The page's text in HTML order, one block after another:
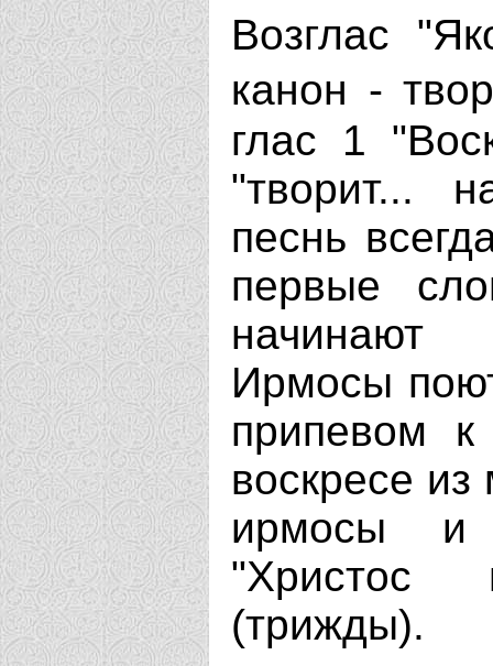
Возглас
канон -
глас 1
"творит...
песнь
первые
начинают
Ирмосы
припевом
воскресе
ирмосы и
"Христос
(трижды).